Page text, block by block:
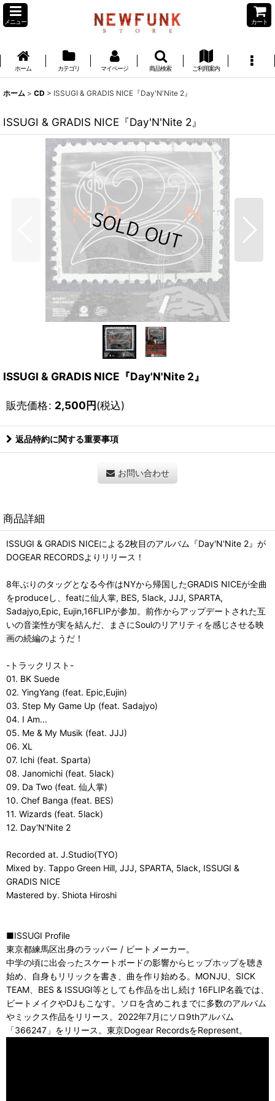
メニュー カート
ホーム カテゴリ マイページ 商品検索 ご利用案内
ホーム > CD > ISSUGI & GRADIS NICE『Day'N'Nite 2』
ISSUGI & GRADIS NICE『Day'N'Nite 2』
ISSUGI & GRADIS NICE『Day'N'Nite 2』
販売価格: 2,500円(税込)
返品特約に関する重要事項
お問い合わせ
商品詳細
ISSUGI & GRADIS NICEによる2枚目のアルバム『Day'N'Nite 2』が
DOGEAR RECORDSよりリリース！
8年ぶりのタッグとなる今作はNYから帰国したGRADIS NICEが全曲
をproduceし、featに仙人掌, BES, 5lack, JJJ, SPARTA,
Sadajyo,Epic, Eujin,16FLIPが参加。前作からアップデートされた互
いの音楽性が実を結んだ、まさにSoulのリアリティを感じさせる映
画の続編のようだ！
-トラックリスト-
01. BK Suede
02. YingYang (feat. Epic,Eujin)
03. Step My Game Up (feat. Sadajyo)
04. I Am...
05. Me & My Musik (feat. JJJ)
06. XL
07. Ichi (feat. Sparta)
08. Janomichi (feat. 5lack)
09. Da Two (feat. 仙人掌)
10. Chef Banga (feat. BES)
11. Wizards (feat. 5lack)
12. Day'N'Nite 2
Recorded at. J.Studio(TYO)
Mixed by. Tappo Green Hill, JJJ, SPARTA, 5lack, ISSUGI &
GRADIS NICE
Mastered by. Shiota Hiroshi
■ISSUGI Profile
東京都練馬区出身のラッパー / ビートメーカー。
中学の頃に出会ったスケートボードの影響からヒップホップを聴き
始め、自身もリリックを書き、曲を作り始める。MONJU、SICK
TEAM、BES & ISSUGI等としても作品を出し続け 16FLIP名義では、
ビートメイクやDJもこなす。ソロを含めこれまでに多数のアルバム
やミックス作品をリリース。2022年7月にソロ9thアルバム
「366247」をリリース。東京Dogear RecordsをRepresent。